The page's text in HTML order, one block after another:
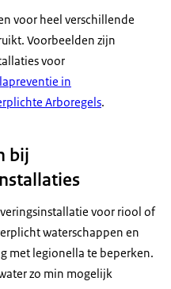
voor heel verschillende
Voorbeelden zijn
voor
in
Arboregels.
bij
voor riool of
waterschappen en
met legionella te beperken.
zo min mogelijk